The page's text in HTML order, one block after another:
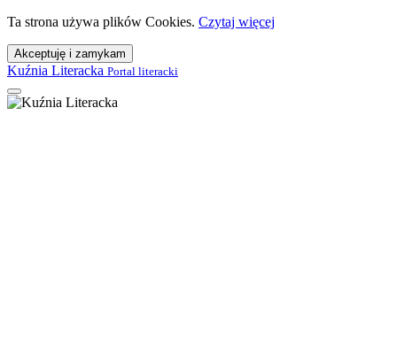
Ta strona używa plików Cookies. Czytaj więcej
Akceptuję i zamykam
Kuźnia Literacka Portal literacki